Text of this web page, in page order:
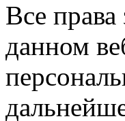
Все
данном